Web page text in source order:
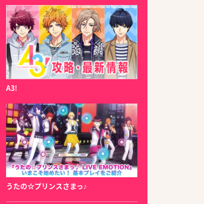
A3!
うたの☆プリンスさまっ♪